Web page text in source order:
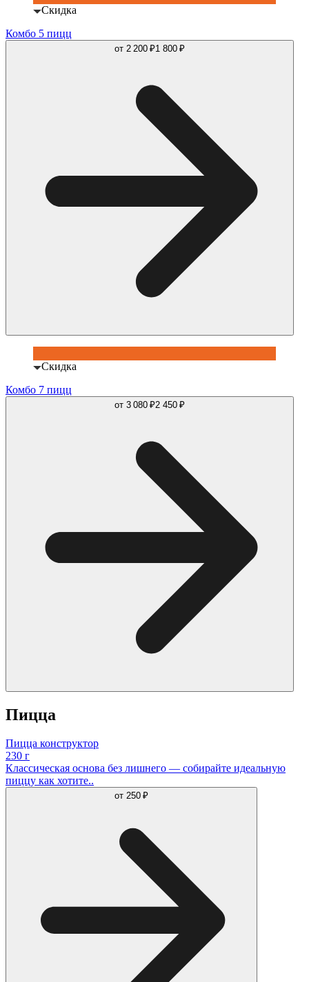
Скидка
Комбо 5 пицц
от 2 200 ₽1 800 ₽
Скидка
Комбо 7 пицц
от 3 080 ₽2 450 ₽
Пицца
Пицца конструктор
230 г
Классическая основа без лишнего — собирайте идеальную
пиццу как хотите..
от 250 ₽